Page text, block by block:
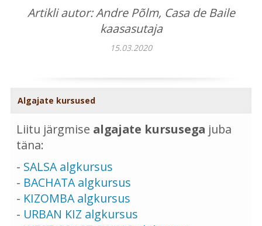
Artikli autor: Andre Põlm, Casa de Baile
kaasasutaja
15.03.2020
Algajate kursused
Liitu järgmise algajate kursusega juba
täna:
- SALSA algkursus
- BACHATA algkursus
- KIZOMBA algkursus
- URBAN KIZ algkursus